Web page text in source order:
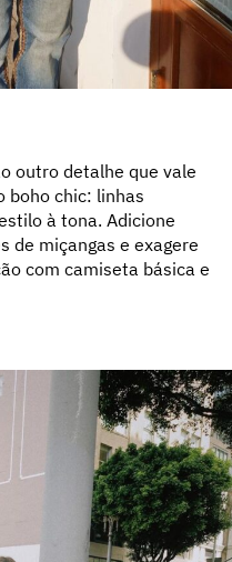
outro detalhe que vale
boho chic: linhas
à tona. Adicione
de miçangas e exagere
com camiseta básica e